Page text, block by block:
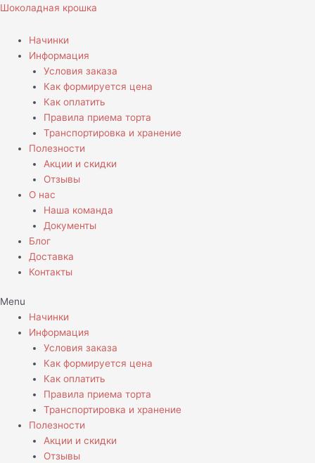
Перейти
содержимому
Шоколадная крошка
Начинки
Информация
Условия заказа
Как формируется цена
Как оплатить
Правила приема торта
Транспортировка и хранение
Полезности
Акции и скидки
Отзывы
О нас
Наша команда
Документы
Блог
Доставка
Контакты
Menu
Начинки
Информация
Условия заказа
Как формируется цена
Как оплатить
Правила приема торта
Транспортировка и хранение
Полезности
Акции и скидки
Отзывы
Количество
Торт
с
Бравл
старсом